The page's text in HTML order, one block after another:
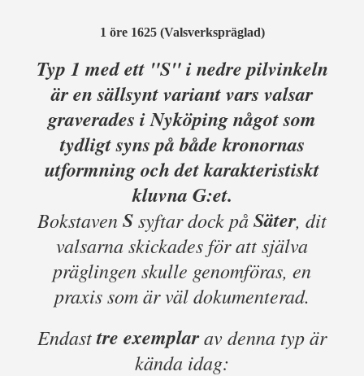
1 öre 1625 (Valsverkspräglad)
Typ 1 med ett "S" i nedre pilvinkeln
är en sällsynt variant vars valsar
graverades i Nyköping något som
tydligt syns på både kronornas
utformning och det karakteristiskt
kluvna G:et.
BokstavenSsyftar dock påSäter, dit
valsarna skickades för att själva
präglingen skulle genomföras, en
praxis som är väl dokumenterad.
Endasttre exemplarav denna typ är
kända idag: